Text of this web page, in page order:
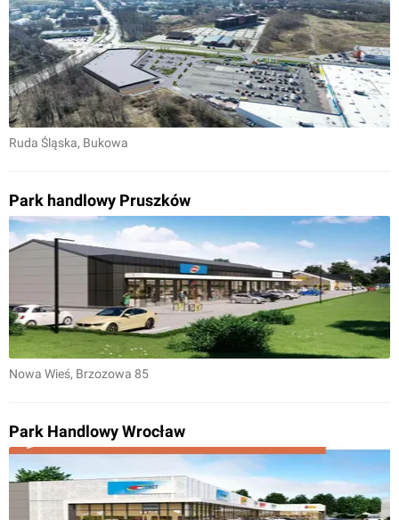
Ruda Śląska, Bukowa
Park handlowy Pruszków
Nowa Wieś, Brzozowa 85
Park Handlowy Wrocław